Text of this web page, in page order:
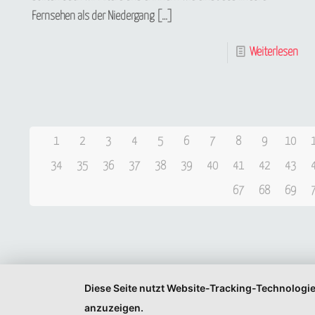
Fernsehen als der Niedergang[…]
Weiterlesen
1 2 3 4 5 6 7 8 9 10
34 35 36 37 38 39 40 41 42 43
67 68 69
Diese Seite nutzt Website-Tracking-
anzuzeigen.